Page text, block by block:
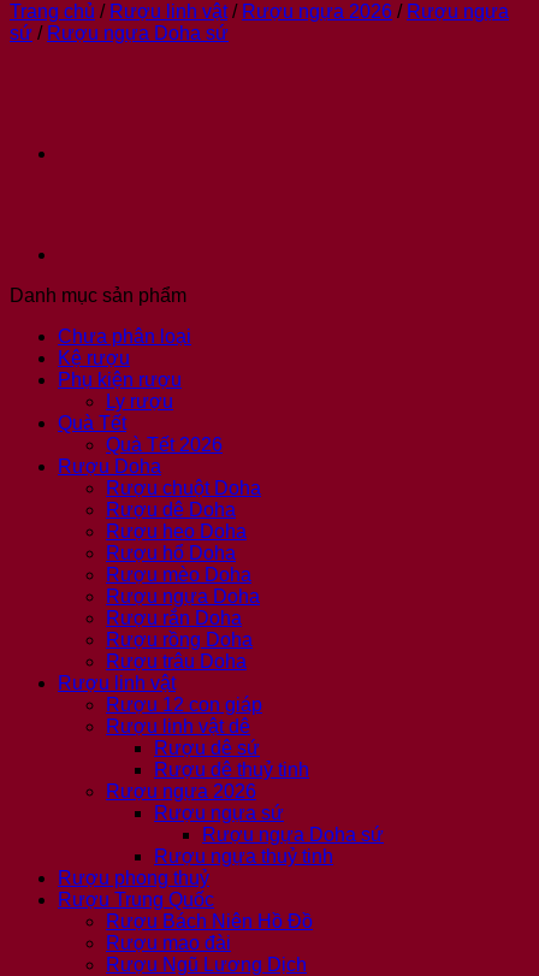
Trang chủ / Rượu linh vật / Rượu ngựa 2026 / Rượu ngựa
sứ / Rượu ngựa Doha sứ
Danh mục sản phẩm
Chưa phân loại
Kệ rượu
Phụ kiện rượu
Ly rượu
Quà Tết
Quà Tết 2026
Rượu Doha
Rượu chuột Doha
Rượu dê Doha
Rượu heo Doha
Rượu hổ Doha
Rượu mèo Doha
Rượu ngựa Doha
Rượu rắn Doha
Rượu rồng Doha
Rượu trâu Doha
Rượu linh vật
Rượu 12 con giáp
Rượu linh vật dê
Rượu dê sứ
Rượu dê thuỷ tinh
Rượu ngựa 2026
Rượu ngựa sứ
Rượu ngựa Doha sứ
Rượu ngựa thuỷ tinh
Rượu phong thuỷ
Rượu Trung Quốc
Rượu Bách Niên Hồ Đồ
Rượu mao đài
Rượu Ngũ Lương Dịch